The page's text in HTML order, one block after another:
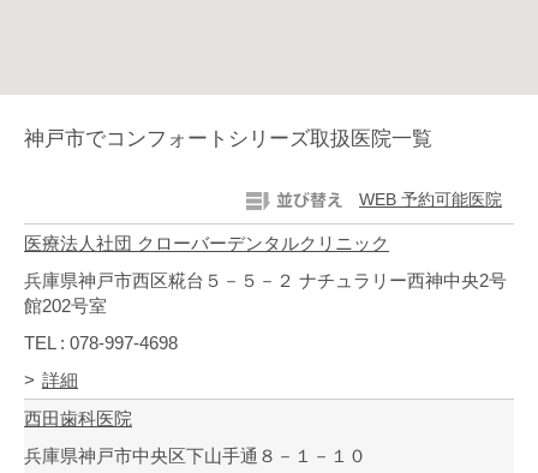
神戸市でコンフォートシリーズ取扱医院一覧
WEB 予約可能医院
医療法人社団 クローバーデンタルクリニック
兵庫県神戸市西区糀台５－５－２ ナチュラリー西神中央2号
館202号室
TEL : 078-997-4698
詳細
西田歯科医院
兵庫県神戸市中央区下山手通８－１－１０